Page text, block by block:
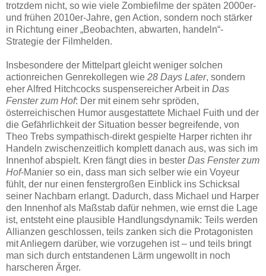
trotzdem nicht, so wie viele Zombiefilme der späten 2000er-
und frühen 2010er-Jahre, gen Action, sondern noch stärker
in Richtung einer „Beobachten, abwarten, handeln“-
Strategie der Filmhelden.
Insbesondere der Mittelpart gleicht weniger solchen
actionreichen Genrekollegen wie 28 Days Later, sondern
eher Alfred Hitchcocks suspensereicher Arbeit in Das
Fenster zum Hof: Der mit einem sehr spröden,
österreichischen Humor ausgestattete Michael Fuith und der
die Gefährlichkeit der Situation besser begreifende, von
Theo Trebs sympathisch-direkt gespielte Harper richten ihr
Handeln zwischenzeitlich komplett danach aus, was sich im
Innenhof abspielt. Kren fängt dies in bester Das Fenster zum
Hof-Manier so ein, dass man sich selber wie ein Voyeur
fühlt, der nur einen fenstergroßen Einblick ins Schicksal
seiner Nachbarn erlangt. Dadurch, dass Michael und Harper
den Innenhof als Maßstab dafür nehmen, wie ernst die Lage
ist, entsteht eine plausible Handlungsdynamik: Teils werden
Allianzen geschlossen, teils zanken sich die Protagonisten
mit Anliegern darüber, wie vorzugehen ist – und teils bringt
man sich durch entstandenen Lärm ungewollt in noch
harscheren Ärger.